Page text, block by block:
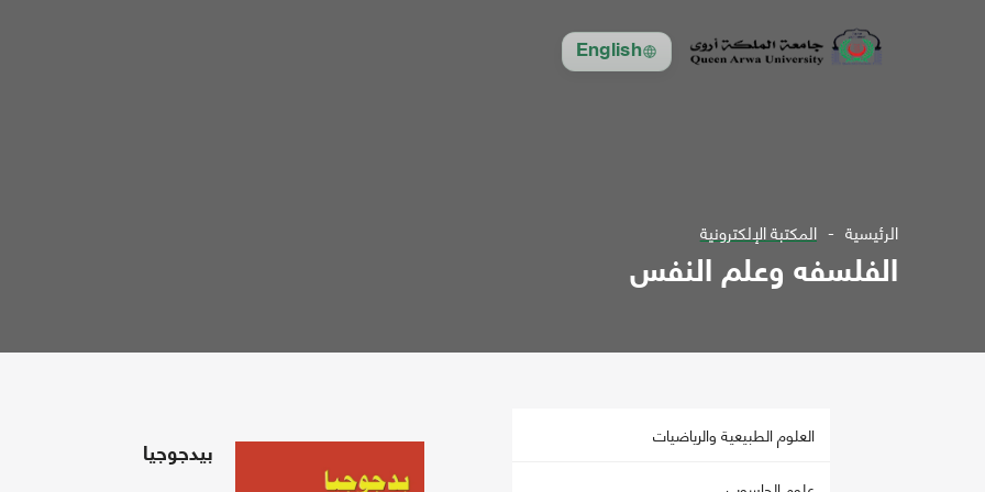
English
الرئيسية المكتبة الإلكترونية
الفلسفه وعلم النفس
العلوم الطبيعية والرياضيات
بيدجوجيا